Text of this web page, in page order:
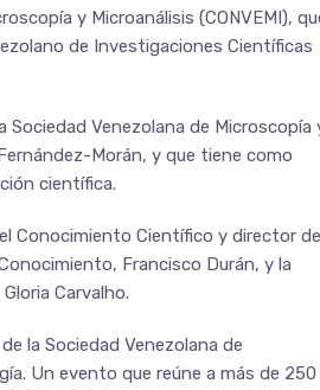
y Microanálisis (CONVEMI),
de Investigaciones Científicas
Venezolana de Microscopía
Morán, y que tiene como
científica.
Conocimiento Científico y director
Francisco Durán, y la
Carvalho.
la Sociedad Venezolana de
Un evento que reúne a más de 250